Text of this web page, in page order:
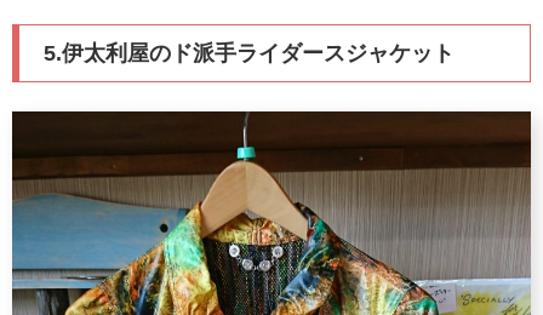
5.伊太利屋のド派手ライダースジャケット